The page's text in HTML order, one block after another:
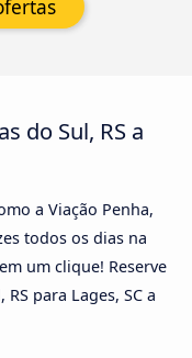
do Sul, RS a
a Viação Penha,
todos os dias na
um clique! Reserve
para Lages, SC a